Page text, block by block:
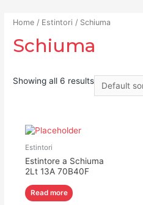
Home / Estintori / Schiuma
Schiuma
Showing all 6 results
Estintori
Estintore a Schiuma
2Lt 13A 70B40F
Read more